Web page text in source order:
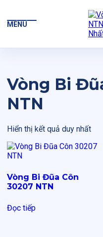
MENU
Vòng Bi
NTN
Hiển thị kết quả duy nhất
Vòng Bi Đũa Côn
30207 NTN
Đọc tiếp